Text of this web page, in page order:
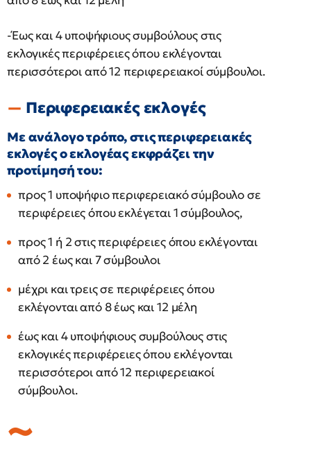
-Έως και 4 υποψήφιους συμβούλους στις
εκλογικές περιφέρειες όπου εκλέγονται
περισσότεροι από 12 περιφερειακοί σύμβουλοι.
Περιφερειακές εκλογές
Με ανάλογο τρόπο, στις περιφερειακές
εκλογές ο εκλογέας εκφράζει την
προτίμησή του:
προς 1 υποψήφιο περιφερειακό σύμβουλο σε
περιφέρειες όπου εκλέγεται 1 σύμβουλος,
προς 1 ή 2 στις περιφέρειες όπου εκλέγονται
από 2 έως και 7 σύμβουλοι
μέχρι και τρεις σε περιφέρειες όπου
εκλέγονται από 8 έως και 12 μέλη
έως και 4 υποψήφιους συμβούλους στις
εκλογικές περιφέρειες όπου εκλέγονται
περισσότεροι από 12 περιφερειακοί
σύμβουλοι.